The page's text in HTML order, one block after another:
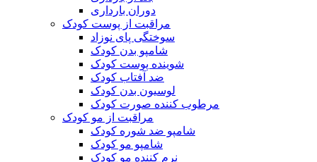
دوران بارداری
مراقبت از پوست کودک
سوختگی پای نوزاد
شامپو بدن کودک
شوینده پوست کودک
ضد آفتاب کودک
لوسیون بدن کودک
مرطوب کننده صورت کودک
مراقبت از مو کودک
شامپو ضد شوره کودک
شامپو مو کودک
نرم کننده مو کودک